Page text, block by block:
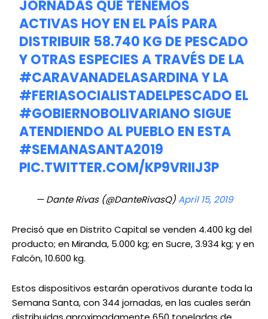
JORNADAS QUE TENEMOS
ACTIVAS HOY EN EL PAÍS PARA
DISTRIBUIR 58.740 KG DE PESCADO
Y OTRAS ESPECIES A TRAVÉS DE LA
#CARAVANADELASARDINAY LA
#FERIASOCIALISTADELPESCADO EL
#GOBIERNOBOLIVARIANO SIGUE
ATENDIENDO AL PUEBLO EN ESTA
#SEMANASANTA2019
PIC.TWITTER.COM/KP9VRIIJ3P
— Dante Rivas (@DanteRivasQ)April 15, 2019
Precisó que en Distrito Capital se venden 4.400 kg del
producto; en Miranda, 5.000 kg; en Sucre, 3.934 kg; y en
Falcón, 10.600 kg.
Estos dispositivos estarán operativos durante toda la
Semana Santa, con 344 jornadas, en las cuales serán